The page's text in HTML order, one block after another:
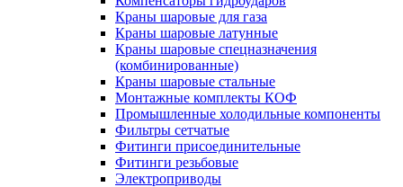
Краны шаровые для газа
Краны шаровые латунные
Краны шаровые спецназначения
(комбинированные)
Краны шаровые стальные
Монтажные комплекты КОФ
Промышленные холодильные компоненты
Фильтры сетчатые
Фитинги присоединительные
Фитинги резьбовые
Электроприводы